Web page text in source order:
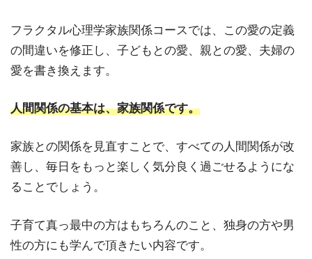
フラクタル心理学家族関係コースでは、この愛の定義
の間違いを修正し、子どもとの愛、親との愛、夫婦の
愛を書き換えます。
人間関係の基本は、家族関係です。
家族との関係を見直すことで、すべての人間関係が改
善し、毎日をもっと楽しく気分良く過ごせるようにな
ることでしょう。
子育て真っ最中の方はもちろんのこと、独身の方や男
性の方にも学んで頂きたい内容です。